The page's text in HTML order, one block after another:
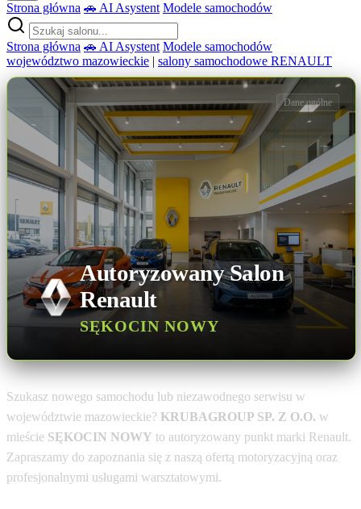
Strona główna 🚗 AI Asystent Modele samochodów
Strona główna 🚗 AI Asystent Modele samochodów
województwo mazowieckie | salony samochodowe RENAULT
Autoryzowany Salon
Renault
SĘKOCIN NOWY
Dane ogólne
Szukasz nowego samochodu lub niezawodnego serwisu w
województwie mazowieckie? KRUBAGROUP SP. Z O.O. w
mieście SĘKOCIN NOWY to autoryzowany punkt marki Renault.
Zapraszamy do zapoznania się z naszą ofertą motoryzacyjną oraz
profesjonalnymi usługami warsztatowymi.